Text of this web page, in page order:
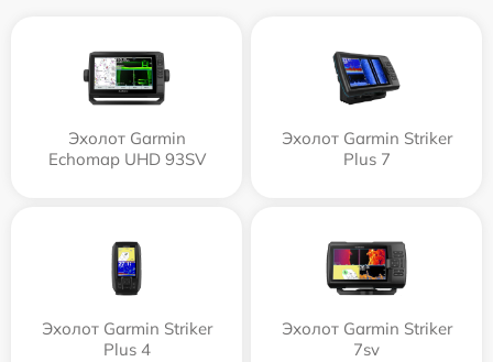
Эхолот Garmin
Echomap UHD 93SV
Эхолот Garmin Striker
Plus 7
Эхолот Garmin Striker
Plus 4
Эхолот Garmin Striker
7sv